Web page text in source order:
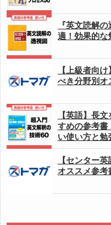
『英文読解
適！効果的な
【上級者向
べき分野別オ
【英語】長
すめの参考書
い使い方と勉
【センター
オススメ参考